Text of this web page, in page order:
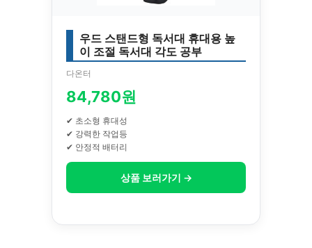
우드 스탠드형 독서대 휴대용 높
이 조절 독서대 각도 공부
다온터
84,780원
✔ 초소형 휴대성
✔ 강력한 작업등
✔ 안정적 배터리
상품 보러가기 →